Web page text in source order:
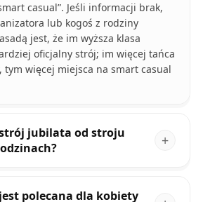
casual”. Jeśli informacji brak,
lub kogoś z rodziny
jest, że im wyższa klasa
oficjalny strój; im więcej tańca
tym więcej miejsca na smart casual
jubilata od stroju
polecana dla kobiety